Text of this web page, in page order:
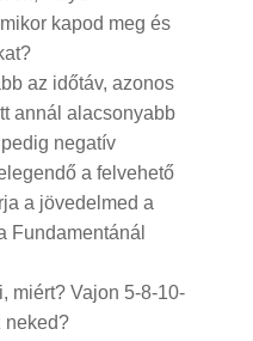
kapod meg és
az időtáv, azonos
annál alacsonyabb
negatív
a felvehető
a jövedelmed a
Fundamentánál
miért? Vajon 5-8-10-
neked?